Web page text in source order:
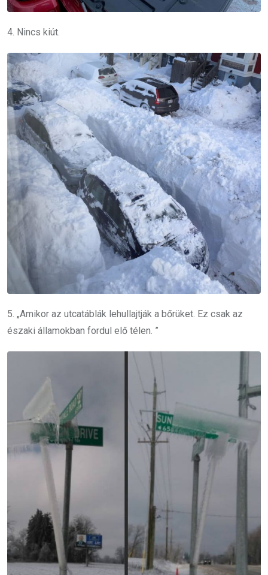
4. Nincs kiút.
5. „Amikor az utcatáblák lehullajtják a bőrüket. Ez csak az
északi államokban fordul elő télen. ”